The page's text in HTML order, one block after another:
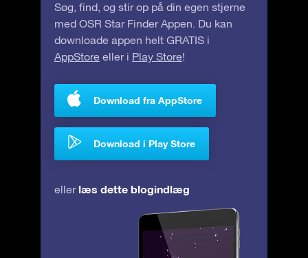
Søg, find, og stir op på din egen stjerne
med OSR Star Finder Appen. Du kan
downloade appen helt GRATIS i
AppStore eller i Play Store!
Download fra AppStore
Download i Play Store
eller læs dette blogindlæg